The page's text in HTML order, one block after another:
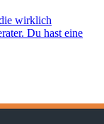
wirklich
Du hast eine